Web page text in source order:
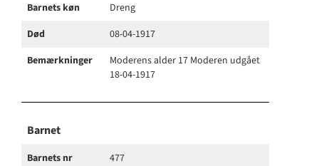
Barnets køn
Dreng
Død
08-04-1917
Bemærkninger
Moderens alder 17 Moderen udgået
18-04-1917
Barnet
Barnets nr
477